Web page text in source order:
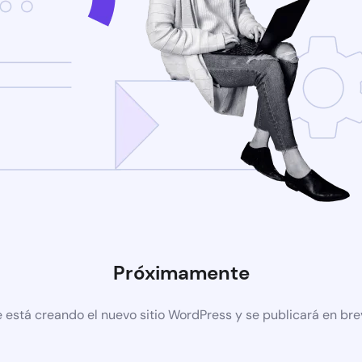
Próximamente
está creando el nuevo sitio WordPress y se publicará en